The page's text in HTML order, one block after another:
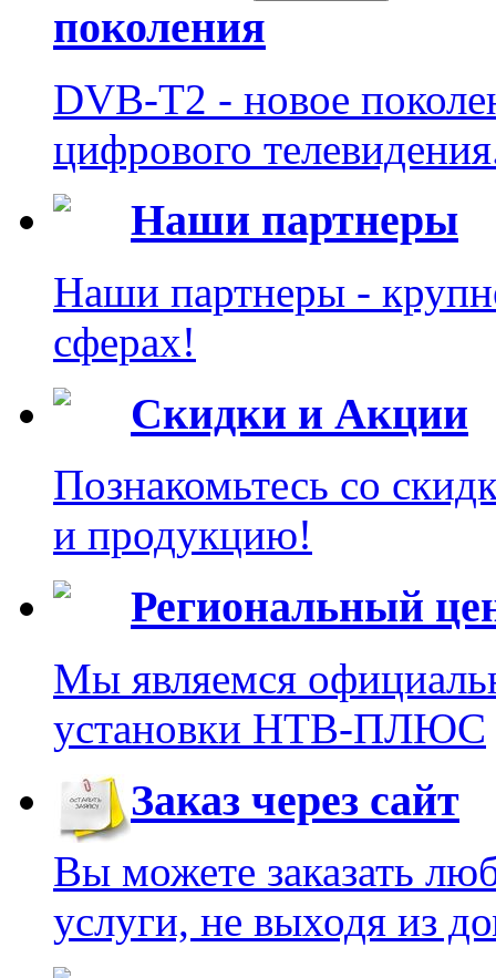
поколения
DVB-T2 - новое
цифрового
Наши партнеры
Наши партнеры -
сферах!
Скидки и Акции
Познакомьтесь со
и продукцию!
Региональный
Мы являемся
установки НТВ-ПЛЮС
Заказ через сайт
Вы можете заказать
услуги, не выходя из